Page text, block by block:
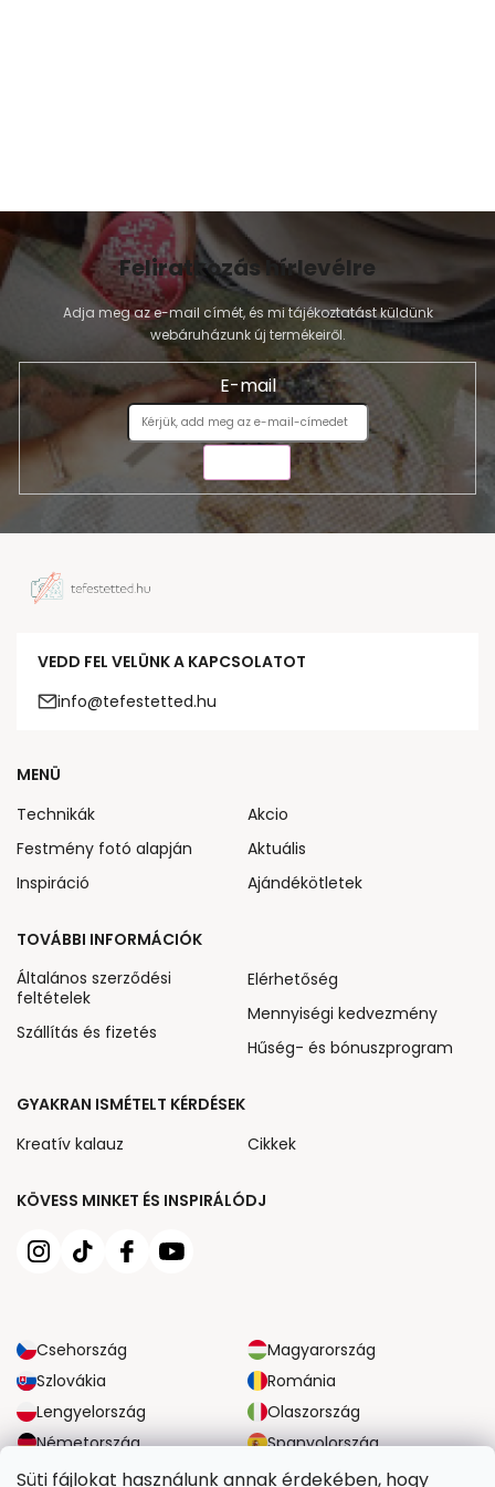
Süti fájlokat használunk annak érdekében, hogy
Feliratkozás hírlevélre
Adja meg az e-mail címét, és mi tájékoztatást küldünk
webáruházunk új termékeiről.
E-mail
VEDD FEL VELÜNK A KAPCSOLATOT
info@tefestetted.hu
KÖVESS MINKET ÉS INSPIRÁLÓDJ
Csehország
Magyarország
Szlovákia
Románia
Lengyelország
Olaszország
Németország
Spanyolország
Nagy-Britannia
Ausztria
MENÜ
Technikák
Festmény fotó alapján
Inspiráció
Akcio
Aktuális
Ajándékötletek
TOVÁBBI INFORMÁCIÓK
Általános szerződési
feltételek
Szállítás és fizetés
Elérhetőség
Mennyiségi kedvezmény
Hűség- és bónuszprogram
GYAKRAN ISMÉTELT KÉRDÉSEK
Kreatív kalauz
Cikkek